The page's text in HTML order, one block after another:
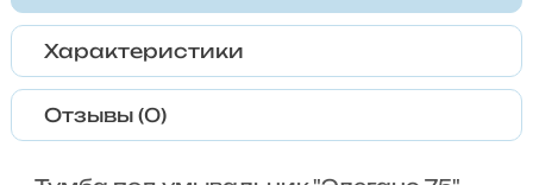
Характеристики
Отзывы (0)